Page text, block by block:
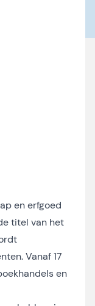
en erfgoed
titel van het
Vanaf 17
en